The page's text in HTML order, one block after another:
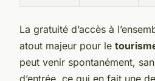
La gratuité d’accès à
atout majeur pour le
peut venir spontanément,
d’entrée, ce qui en fait une